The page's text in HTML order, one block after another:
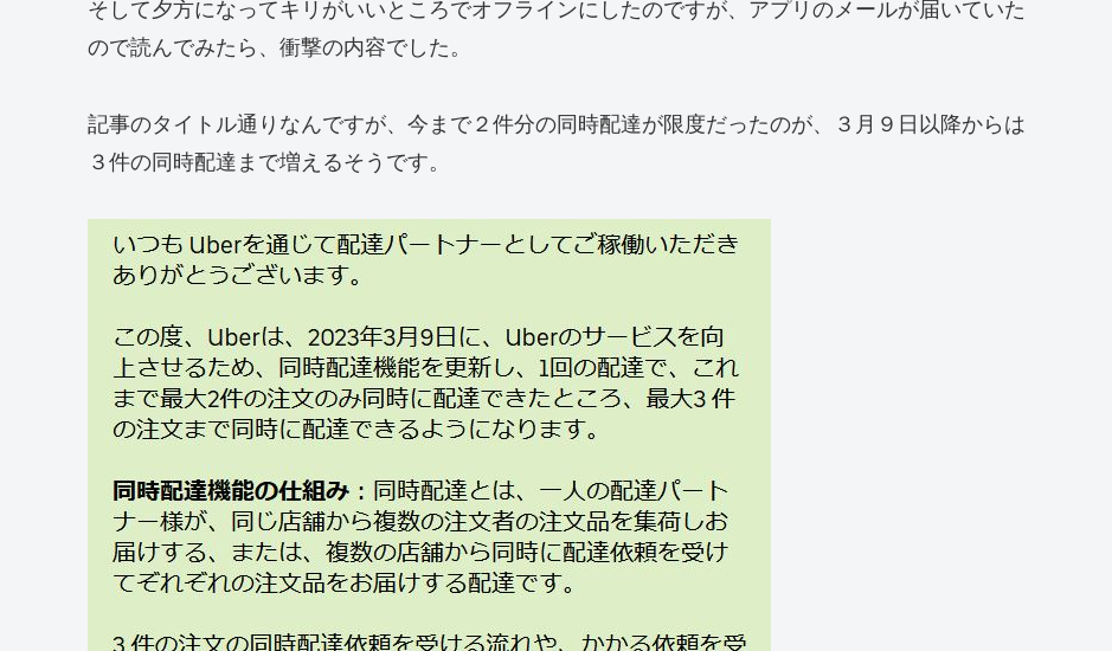
そして夕方になってキリがいいところでオフラインにしたのですが、アプリのメールが届いていた
ので読んでみたら、衝撃の内容でした。
記事のタイトル通りなんですが、今まで２件分の同時配達が限度だったのが、３月９日以降からは
３件の同時配達まで増えるそうです。